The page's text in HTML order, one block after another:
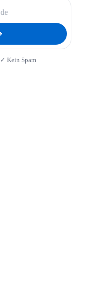
✓ Kein Spam